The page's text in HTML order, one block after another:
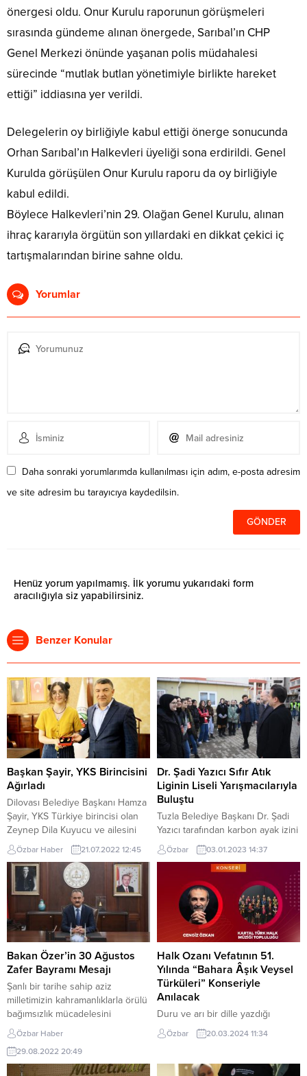
önergesi oldu. Onur Kurulu raporunun görüşmeleri
sırasında gündeme alınan önergede, Sarıbal’ın CHP
Genel Merkezi önünde yaşanan polis müdahalesi
sürecinde “mutlak butlan yönetimiyle birlikte hareket
ettiği” iddiasına yer verildi.
Delegelerin oy birliğiyle kabul ettiği önerge sonucunda
Orhan Sarıbal’ın Halkevleri üyeliği sona erdirildi. Genel
Kurulda görüşülen Onur Kurulu raporu da oy birliğiyle
kabul edildi.
Böylece Halkevleri’nin 29. Olağan Genel Kurulu, alınan
ihraç kararıyla örgütün son yıllardaki en dikkat çekici iç
tartışmalarından birine sahne oldu.
Yorumlar
Daha sonraki yorumlarımda kullanılması için adım, e-posta adresim
ve site adresim bu tarayıcıya kaydedilsin.
Henüz yorum yapılmamış. İlk yorumu yukarıdaki form
aracılığıyla siz yapabilirsiniz.
Benzer Konular
Başkan Şayir, YKS Birincisini
Ağırladı
Dilovası Belediye Başkanı Hamza
Şayir, YKS Türkiye birincisi olan
Zeynep Dila Kuyucu ve ailesini
makamında ağırladı. ÖSYM
tarafından açıklanan Yüksek
Öğretim Kurumları sınav
sonuçlarının ardından Temel
Yeterlilik Testi (TYT) ve Yabancı Dil
Testi’nden (YDT) 500 tam puan
alarak Türkiye birincisi olan
Dilovası ENKA MTAL öğrencisi
Zeynep Dila Kuyucu Dilovası ve...
Özbar Haber 21.07.2022 12:45
Dr. Şadi Yazıcı Sıfır Atık
Liginin Liseli Yarışmacılarıyla
Buluştu
Tuzla Belediye Başkanı Dr. Şadi
Yazıcı tarafından karbon ayak izini
düşürme, küresel ısınmanın
yavaşlatılması ve daha yaşanabilir
bir dünya için başlatılan ‘Sıfır Atık
Ligi’nde ilk iki hafta geride kaldı.
Tuzla’da Lise öğrencilerinin
katıldığı yarışmanın ilk iki
haftasında rekor atık toplandı.
Öğrenciler yarışmanın birinci
haftasında plastik, metal ve cam
ambalaj topladılar....
Özbar 03.01.2023 14:37
Bakan Özer’in 30 Ağustos
Zafer Bayramı Mesajı
Şanlı bir tarihe sahip aziz
milletimizin kahramanlıklarla örülü
bağımsızlık mücadelesini
taçlandıran zaferin 100. yıl
dönümündeyiz. Dünyada eşine
ender rastlanan 30 Ağustos
Zaferi’yle Türk milleti, vatan
Özbar Haber
29.08.2022 20:49
Halk Ozanı Vefatının 51.
Yılında “Bahara Âşık Veysel
Türküleri” Konseriyle
Anılacak
Duru ve arı bir dille yazdığı
şiirlerinde yansıttığı evrensel
sevgi, hoşgörü, barış ve yaşama
yansıtan ve dile getirdiği
Özbar 20.03.2024 11:34